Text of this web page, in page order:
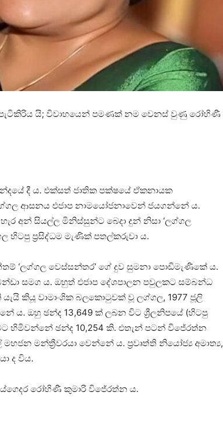
යි; විවාහයෙන් පමණක් නම වෙනස් වුණු රෝහිණී
දී ය. එක්සත් ජාතික පක්ෂයේ ඒකනායක
ආසනය එජාප නාමයෝජනාවෙන් ජයගන්නේ ය.
අන් සියල්ල මිනිස්සුන්ට බෙදා දුන් නිසා ‘ලග්ගල
හිටපු ප්‍රසිද්ධම මැණික් පතල්කරුවා ය.
‘ලග්ගල වෙස්සන්තර’ ගේ දුව සුමනා පොඩිමැණිකේ ය.
සමග ය. ඔහුත් එජාප දේශපාලන පවුලකට සම්බන්ධ
කියූ වාමාංශික බලකොටුවක් වූ ලග්ගල, 1977 ජූලි
ය. ඔහු ඡන්ද 13,649 ක් ලබන විට ශ්‍රීලනිපයේ (හිටපු
හිමිවන්නේ ඡන්ද 10,254 කි. එතැන් පටන් විජේරත්න
මන්ත්‍රීවරයා වෙන්නේ ය. ප්‍රවෘත්ති නියෝජ්‍ය අමාත්‍ය,
ද විය.
රෝහිණී කුමාරි විජේරත්න ය.